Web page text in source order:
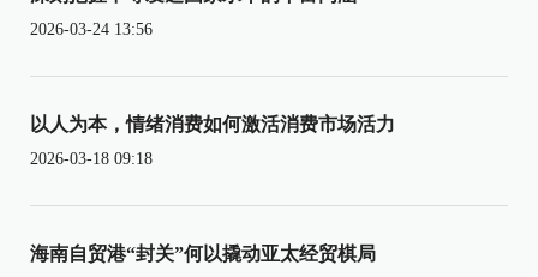
2026-03-24 13:56
以人为本，情绪消费如何激活消费市场活力
2026-03-18 09:18
海南自贸港“封关”何以撬动亚太经贸棋局